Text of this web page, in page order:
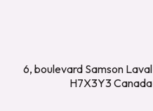
6, boulevard Samson Laval
H7X3Y3 Canada